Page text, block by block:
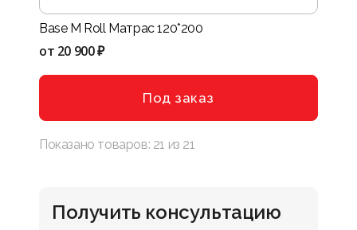
Base M Roll Матрас 120*200
от 20 900 ₽
Под заказ
Показано товаров: 21 из 21
Получить консультацию